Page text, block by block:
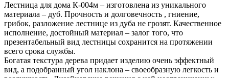
Лестница для дома К-004м – изготовлена из уникального
материала – дуб. Прочность и долговечность , гниение,
грибок, разложение лестнице из дуба не грозят. Качественное
исполнение, достойный материал – залог того, что
презентабельный вид лестницы сохранится на протяжении
всего срока службы.
Богатая текстура дерева придает изделию очень эффектный
вид, а подобранный угол наклона – своеобразную легкость и